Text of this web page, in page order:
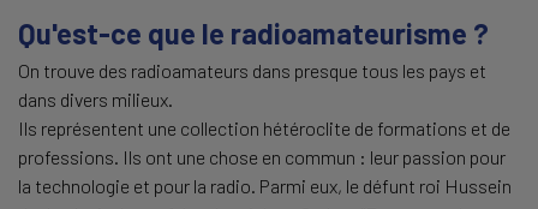
Qu'est-ce que le radioamateurisme ?
On trouve des radioamateurs dans presque tous les pays et
dans divers milieux.
Ils représentent une collection hétéroclite de formations et de
professions. Ils ont une chose en commun : leur passion pour
la technologie et pour la radio. Parmi eux, le défunt roi Hussein